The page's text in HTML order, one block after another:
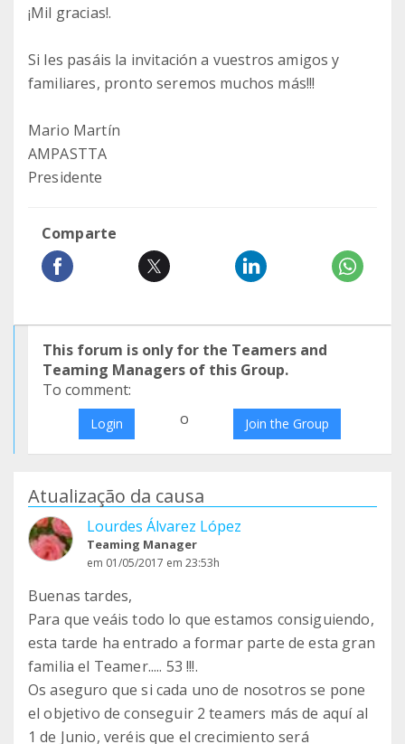
¡Mil gracias!.
Si les pasáis la invitación a vuestros amigos y
familiares, pronto seremos muchos más!!!
Mario Martín
AMPASTTA
Presidente
Comparte
This forum is only for the Teamers and
Teaming Managers of this Group.
To comment:
Login o Join the Group
Atualização da causa
Lourdes Álvarez López
Teaming Manager
em 01/05/2017 em 23:53h
Buenas tardes,
Para que veáis todo lo que estamos consiguiendo,
esta tarde ha entrado a formar parte de esta gran
familia el Teamer..... 53 !!!.
Os aseguro que si cada uno de nosotros se pone
el objetivo de conseguir 2 teamers más de aquí al
1 de Junio, veréis que el crecimiento será